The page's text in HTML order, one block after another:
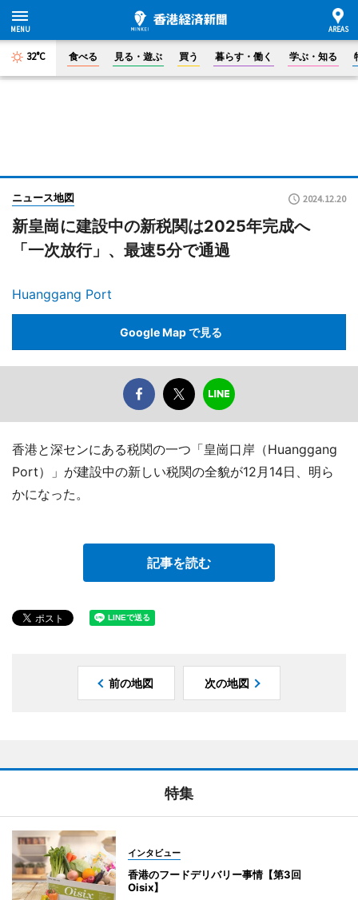
32°C 食べる 見る・遊ぶ 買う 暮らす・働く 学ぶ・知る
ニュース地図 2024.12.20
新皇崗に建設中の新税関は2025年完成へ
「一次放行」、最速5分で通過
Huanggang Port
Google Map で見る
香港と深センにある税関の一つ「皇崗口岸（Huanggang
Port）」が建設中の新しい税関の全貌が12月14日、明ら
かになった。
記事を読む
前の地図 次の地図
特集
インタビュー
香港のフードデリバリー事情【第3回
Oisix】